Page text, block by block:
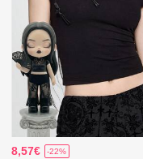
8,57€ -22%